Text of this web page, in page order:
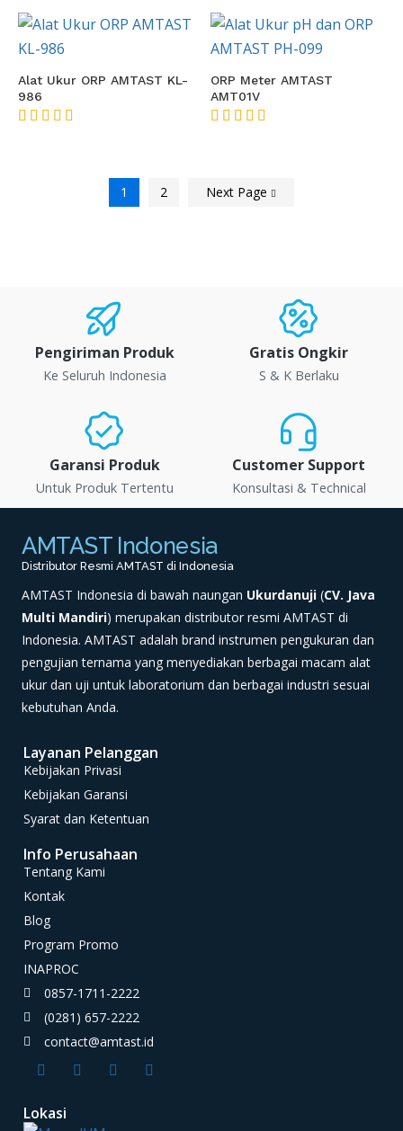
Alat Ukur ORP AMTAST KL-
986
ORP Meter AMTAST
AMT01V
1 2 Next Page
Pengiriman Produk
Ke Seluruh Indonesia
Gratis Ongkir
S & K Berlaku
Garansi Produk
Untuk Produk Tertentu
Customer Support
Konsultasi & Technical
AMTAST Indonesia
Distributor Resmi AMTAST di Indonesia
AMTAST Indonesia di bawah naungan Ukurdanuji (CV. Java
Multi Mandiri) merupakan distributor resmi AMTAST di
Indonesia. AMTAST adalah brand instrumen pengukuran dan
pengujian ternama yang menyediakan berbagai macam alat
ukur dan uji untuk laboratorium dan berbagai industri sesuai
kebutuhan Anda.
Layanan Pelanggan
Kebijakan Privasi
Kebijakan Garansi
Syarat dan Ketentuan
Info Perusahaan
Tentang Kami
Kontak
Blog
Program Promo
INAPROC
0857-1711-2222
(0281) 657-2222
contact@amtast.id
Lokasi